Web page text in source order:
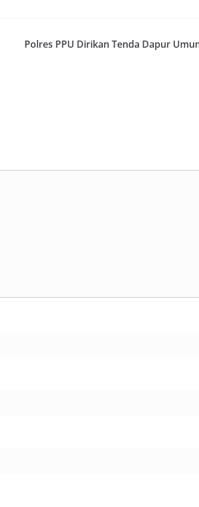
Polres PPU Dirikan Tenda Dapur